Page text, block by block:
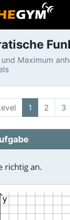
Maximum
1 2 3
richtig an.